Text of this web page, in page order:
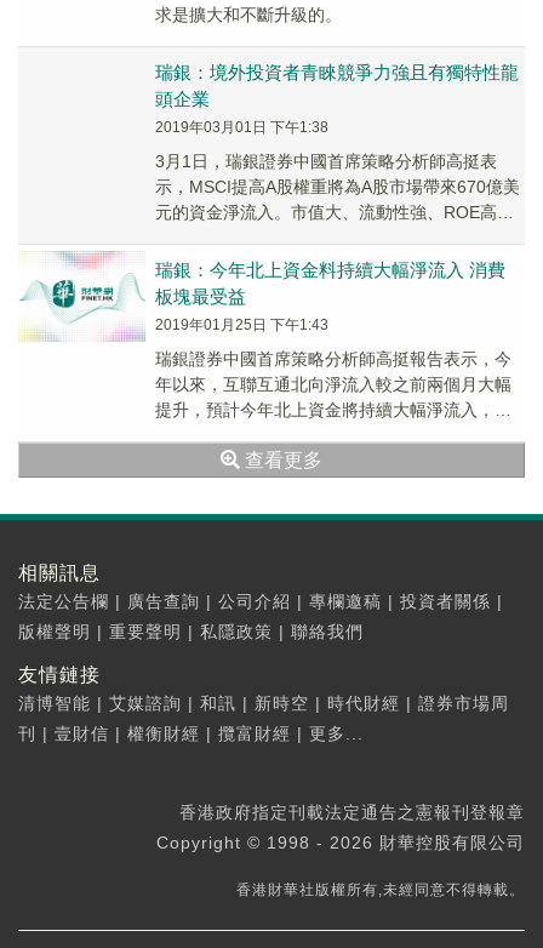
求是擴大和不斷升級的。
瑞銀：境外投資者青睞競爭力強且有獨特性龍
頭企業
2019年03月01日 下午1:38
3月1日，瑞銀證券中國首席策略分析師高挺表
示，MSCI提高A股權重將為A股市場帶來670億美
元的資金淨流入。市值大、流動性強、ROE高且
都...
瑞銀：今年北上資金料持續大幅淨流入 消費
板塊最受益
2019年01月25日 下午1:43
瑞銀證券中國首席策略分析師高挺報告表示，今
年以來，互聯互通北向淨流入較之前兩個月大幅
提升，預計今年北上資金將持續大幅淨流入，年
費品。如果...查看更多
相關訊息
法定公告欄 | 廣告查詢 | 公司介紹 | 專欄邀稿 | 投資者關係 |
版權聲明 | 重要聲明 | 私隱政策 | 聯絡我們
友情鏈接
清博智能 | 艾媒諮詢 | 和訊 | 新時空 | 時代財經 | 證券市場周
刊
| 壹財信 | 權衡財經 | 攬富財經 | 更多...
香港政府指定刊載法定通告之憲報刊登報章
Copyright © 1998 - 2026 財華控股有限公司
香港財華社版權所有,未經同意不得轉載。